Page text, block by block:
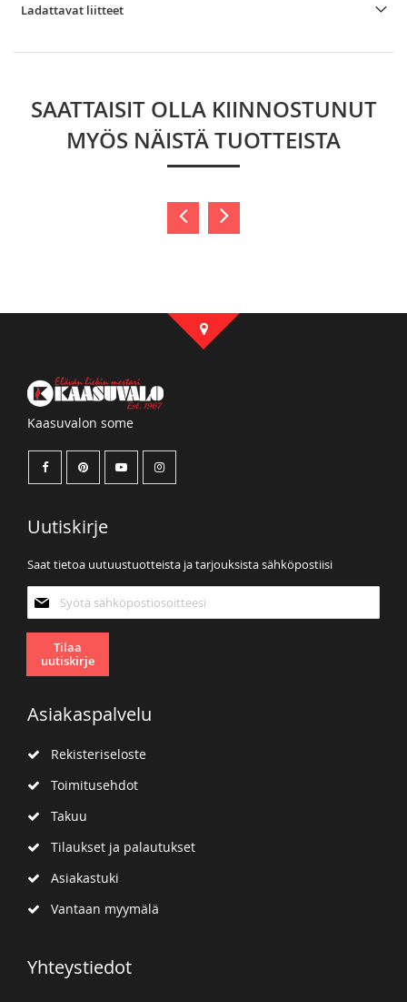
Ladattavat liitteet
SAATTAISIT OLLA KIINNOSTUNUT
MYÖS NÄISTÄ TUOTTEISTA
Kaasuvalon some
Uutiskirje
Saat tietoa uutuustuotteista ja tarjouksista sähköpostiisi
uutiskirjeemme:
Tilaa
uutiskirje
Asiakaspalvelu
Rekisteriseloste
Toimitusehdot
Takuu
Tilaukset ja palautukset
Asiakastuki
Vantaan myymälä
Yhteystiedot